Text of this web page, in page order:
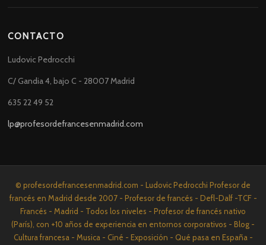
CONTACTO
Ludovic Pedrocchi
C/ Gandia 4, bajo C - 28007 Madrid
635 22 49 52
lp@profesordefrancesenmadrid.com
© profesordefrancesenmadrid.com - Ludovic Pedrocchi Profesor de
francés en Madrid desde 2007 - Profesor de francés - Defl-Dalf -TCF -
Francés - Madrid - Todos los niveles - Profesor de francés nativo
(París), con +10 años de experiencia en entornos corporativos - Blog -
Cultura francesa - Musica - Ciné - Exposición - Qué pasa en España -